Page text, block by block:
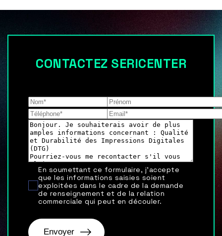
CONTACTEZ SERICENTER
En soumettant ce formulaire, j'accepte
que les informations saisies soient
exploitées dans le cadre de la demande
de renseignement et de la relation
commerciale qui peut en découler.